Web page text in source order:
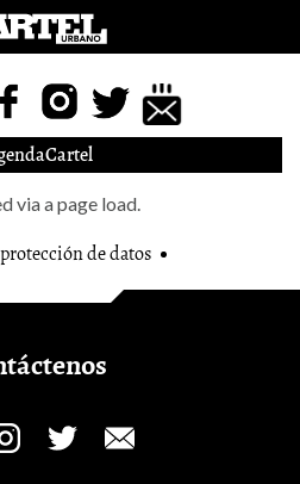
via a page load.
de datos